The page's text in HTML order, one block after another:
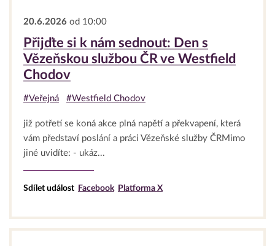
20.6.2026 od 10:00
Přijďte si k nám sednout: Den s
Vězeňskou službou ČR ve Westfield
Chodov
#Veřejná #Westfield Chodov
již potřetí se koná akce plná napětí a překvapení, která
vám představí poslání a práci Vězeňské služby ČRMimo
jiné uvidíte: - ukáz...
Sdílet událost Facebook Platforma X